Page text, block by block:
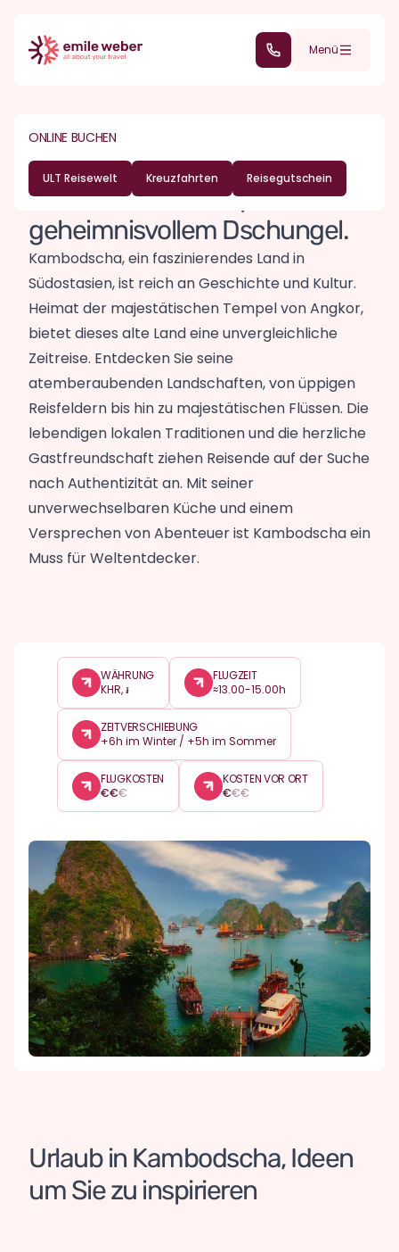
(+352) 28 32 6 -
Menü
ONLINE BUCHEN
ULT Reisewelt Kreuzfahrten Reisegutschein
Kambodscha
Land der alten Tempel und
geheimnisvollem Dschungel.
Kambodscha, ein faszinierendes Land in
Südostasien, ist reich an Geschichte und Kultur.
Heimat der majestätischen Tempel von Angkor,
bietet dieses alte Land eine unvergleichliche
Zeitreise. Entdecken Sie seine
atemberaubenden Landschaften, von üppigen
Reisfeldern bis hin zu majestätischen Flüssen. Die
lebendigen lokalen Traditionen und die herzliche
Gastfreundschaft ziehen Reisende auf der Suche
nach Authentizität an. Mit seiner
unverwechselbaren Küche und einem
Versprechen von Abenteuer ist Kambodscha ein
Muss für Weltentdecker.
WÄHRUNG
KHR, ៛
FLUGZEIT
≈13.00-15.00h
ZEITVERSCHIEBUNG
+6h im Winter / +5h im Sommer
FLUGKOSTEN
€€€
KOSTEN VOR ORT
€€€
Urlaub in Kambodscha, Ideen
um Sie zu inspirieren
Aktiv reisen: Vietnam und Kambodscha
entdecken